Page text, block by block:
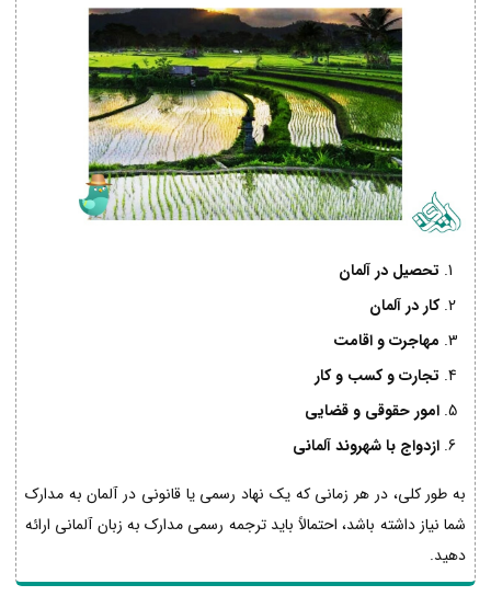
تحصیل در آلمان
کار در آلمان
مهاجرت و اقامت
تجارت و کسب و کار
امور حقوقی و قضایی
ازدواج با شهروند آلمانی
به طور کلی، در هر زمانی که یک نهاد رسمی یا قانونی در آلمان به مدارک
شما نیاز داشته باشد، احتمالاً باید ترجمه رسمی مدارک به زبان آلمانی ارائه
دهید.